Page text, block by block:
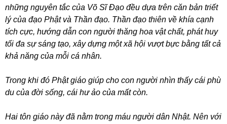
những nguyên tắc của Võ Sĩ Đạo đều dựa trên căn bản triết
lý của đạo Phật và Thần đạo. Thần đạo thiên về khía cạnh
tích cực, hướng dẫn con người thăng hoa vật chất, phát huy
tối đa sự sáng tạo, xây dựng một xã hội vượt bực bằng tất cả
khả năng của mỗi cá nhân.
Trong khi đó Phật giáo giúp cho con người nhìn thấy cái phù
du của đời sống, cái hư ảo của mất còn.
Hai tôn giáo này đã nằm trong máu người dân Nhật. Nên với